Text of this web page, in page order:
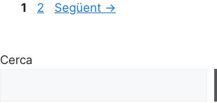
1 2 Següent →
Cerca